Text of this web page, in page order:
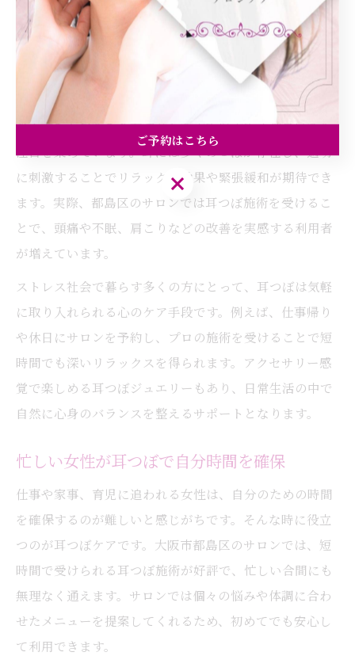
分時間
耳つぼで叶えるストレスフリーな毎日へ
耳つぼは、日々のストレスや自律神経の乱れによる心身
の不調をケアできる方法として大阪府大阪市都島区でも
注目を集めています。耳には多くのつぼが存在し、適切
に刺激することでリラックス効果や緊張緩和が期待でき
ます。実際、都島区のサロンでは耳つぼ施術を受けるこ
とで、頭痛や不眠、肩こりなどの改善を実感する利用者
が増えています。
ストレス社会で暮らす多くの方にとって、耳つぼは気軽
に取り入れられる心のケア手段です。例えば、仕事帰り
や休日にサロンを予約し、プロの施術を受けることで短
時間でも深いリラックスを得られます。アクセサリー感
覚で楽しめる耳つぼジュエリーもあり、日常生活の中で
自然に心身のバランスを整えるサポートとなります。
忙しい女性が耳つぼで自分時間を確保
仕事や家事、育児に追われる女性は、自分のための時間
を確保するのが難しいと感じがちです。そんな時に役立
つのが耳つぼケアです。大阪市都島区のサロンでは、短
時間で受けられる耳つぼ施術が好評で、忙しい合間にも
無理なく通えます。サロンでは個々の悩みや体調に合わ
せたメニューを提案してくれるため、初めてでも安心し
て利用できます。
ご予約はこちら
ご予約はこちら